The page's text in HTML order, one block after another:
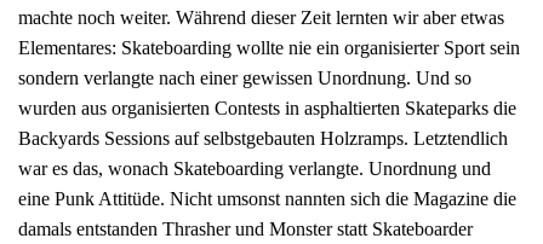
machte noch weiter. Während dieser Zeit lernten wir aber etwas
Elementares: Skateboarding wollte nie ein organisierter Sport sein
sondern verlangte nach einer gewissen Unordnung. Und so
wurden aus organisierten Contests in asphaltierten Skateparks die
Backyards Sessions auf selbstgebauten Holzramps. Letztendlich
war es das, wonach Skateboarding verlangte. Unordnung und
eine Punk Attitüde. Nicht umsonst nannten sich die Magazine die
damals entstanden Thrasher und Monster statt Skateboarder